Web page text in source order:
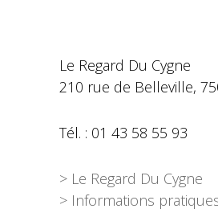
Le Regard Du Cygne
210 rue de Belleville,
Tél. : 01 43 58 55 93
> Le Regard Du Cygne
> Informations